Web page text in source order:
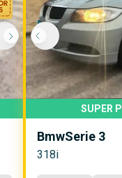
SUPER
BmwSerie 3
318i